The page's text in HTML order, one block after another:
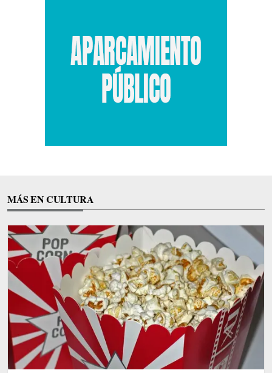
MÁS EN CULTURA